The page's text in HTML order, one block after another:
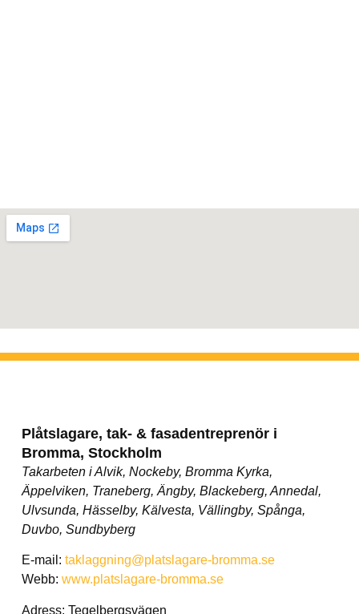
Plåtslagare, tak- & fasadentreprenör i
Bromma, Stockholm
Takarbeten i Alvik, Nockeby, Bromma Kyrka,
Äppelviken, Traneberg, Ängby, Blackeberg, Annedal,
Ulvsunda, Hässelby, Kälvesta, Vällingby, Spånga,
Duvbo, Sundbyberg
E-mail: taklaggning@platslagare-bromma.se
Webb: www.platslagare-bromma.se
Adress: Tegelbergsvägen